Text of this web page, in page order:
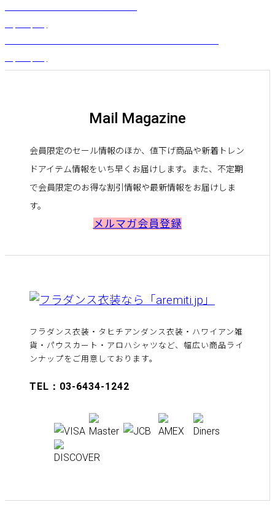
Mail Magazine
会員限定のセール情報のほか、値下げ商品や新着トレン
ドアイテム情報をいち早くお届けします。また、不定期
で会員限定のお得な割引情報や最新情報をお届けしま
す。
メルマガ会員登録
フラダンス衣装・タヒチアンダンス衣装・ハワイアン雑
貨・パウスカート・アロハシャツなど、幅広い商品ライ
ンナップをご用意しております。
TEL：03-6434-1242